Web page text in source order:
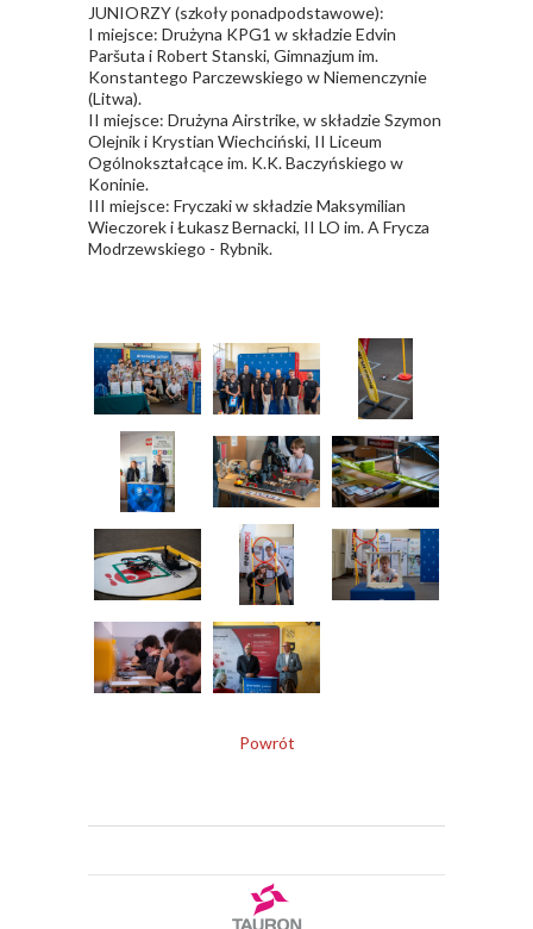
JUNIORZY (szkoły ponadpodstawowe):
I miejsce: Drużyna KPG1 w składzie Edvin
Paršuta i Robert Stanski, Gimnazjum im.
Konstantego Parczewskiego w Niemenczynie
(Litwa).
II miejsce: Drużyna Airstrike, w składzie Szymon
Olejnik i Krystian Wiechciński, II Liceum
Ogólnokształcące im. K.K. Baczyńskiego w
Koninie.
III miejsce: Fryczaki w składzie Maksymilian
Wieczorek i Łukasz Bernacki, II LO im. A Frycza
Modrzewskiego - Rybnik.
Powrót